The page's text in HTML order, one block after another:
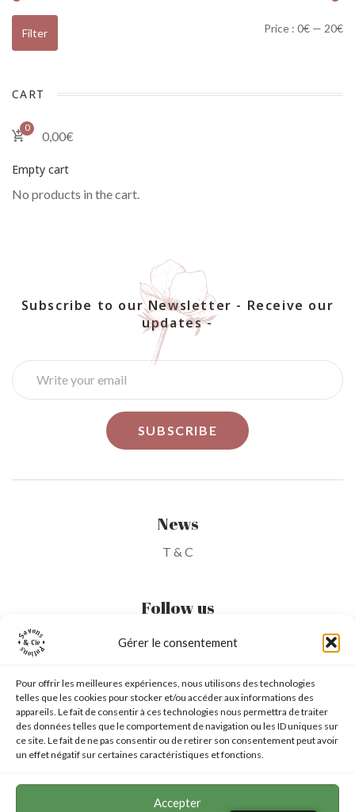
Gérer le consentement
Pour offrir les meilleures expériences, nous utilisons des technologies
telles que les cookies pour stocker et/ou accéder aux informations des
appareils. Le fait de consentir à ces technologies nous permettra de traiter
des données telles que le comportement de navigation ou les ID uniques sur
ce site. Le fait de ne pas consentir ou de retirer son consentement peut avoir
un effet négatif sur certaines caractéristiques et fonctions.
Accepter
Filter Price : 0€ — 20€
CART
0
0,00€
Empty cart
No products in the cart.
Subscribe to our Newsletter - Receive our
updates -
News
T & C
Follow us
My Account
My Wishlist
My Basket
6 chemin des Garennes–31260 TOUILLE